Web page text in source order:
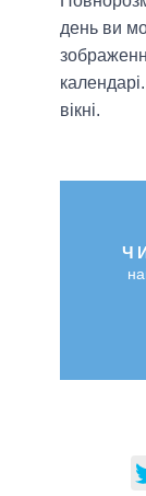
день ви
вікні.